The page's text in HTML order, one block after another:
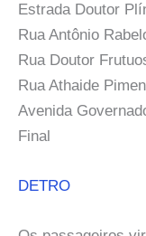
Estrada Doutor
Rua Antônio
Rua Doutor
Rua Athaide
Avenida
Final
DETRO